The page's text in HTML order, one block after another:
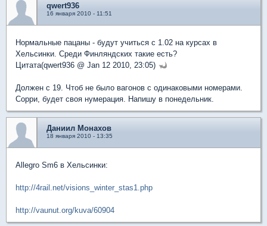
qwert936
16 января 2010 - 11:51
Нормальные пацаны - будут учиться с 1.02 на курсах в
Хельсинки. Среди Финляндских такие есть?
Цитата(qwert936 @ Jan 12 2010, 23:05)
Должен с 19. Чтоб не было вагонов с одинаковыми номерами.
Сорри, будет своя нумерация. Напишу в понедельник.
Даниил Монахов
18 января 2010 - 13:35
Allegro Sm6 в Хельсинки:
http://4rail.net/visions_winter_stas1.php
http://vaunut.org/kuva/60904